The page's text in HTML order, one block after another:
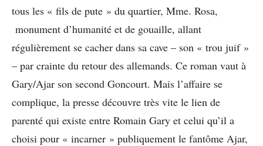
tous les « fils de pute » du quartier, Mme. Rosa,
monument d’humanité et de gouaille, allant
régulièrement se cacher dans sa cave – son « trou juif »
– par crainte du retour des allemands. Ce roman vaut à
Gary/Ajar son second Goncourt. Mais l’affaire se
complique, la presse découvre très vite le lien de
parenté qui existe entre Romain Gary et celui qu’il a
choisi pour « incarner » publiquement le fantôme Ajar,